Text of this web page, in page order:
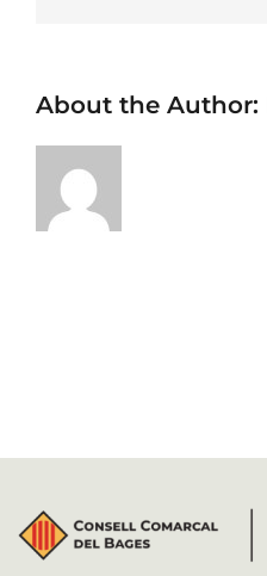
About the Author: